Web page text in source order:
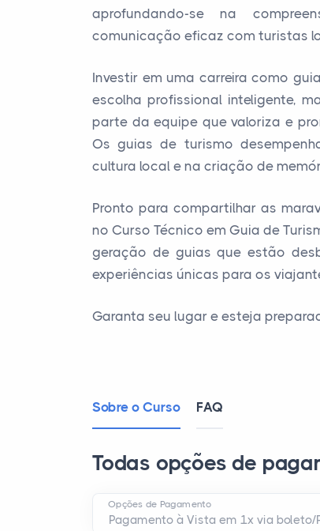
aprofundando-se na
comunicação eficaz com turistas
Investir em uma carreira como
escolha profissional inteligente,
parte da equipe que valoriza e
Os guias de turismo
cultura local e na criação de
Pronto para compartilhar as
no Curso Técnico em Guia de
geração de guias que estão
experiências únicas para os
Garanta seu lugar e esteja
Sobre o Curso FAQ
Todas opções de
Opções de Pagamento